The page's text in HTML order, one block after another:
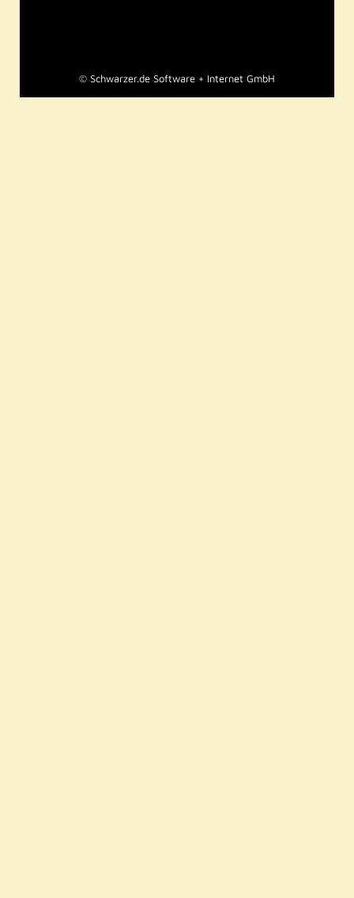
© Schwarzer.de Software + Internet GmbH